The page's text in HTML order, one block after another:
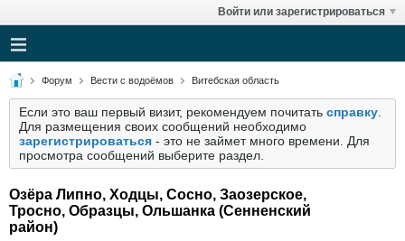
Войти или зарегистрироваться
Форум Вести с водоёмов Витебская область
Если это ваш первый визит, рекомендуем почитать справку
Для размещения своих сообщений необходимо
зарегистрироваться - это не займет много времени. Для
просмотра сообщений выберите раздел.
Озёра Липно, Ходцы, Сосно, Заозерское,
Тросно, Образцы, Ольшанка (Cенненский
район)